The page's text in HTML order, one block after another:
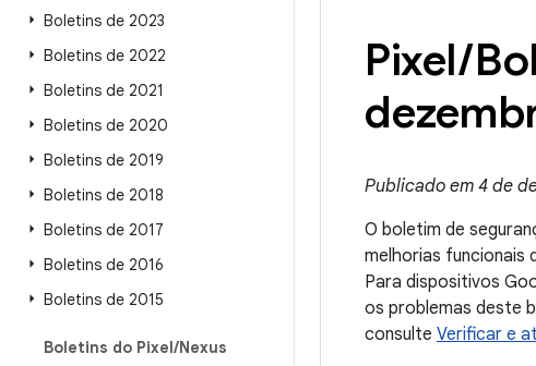
Boletins de 2023
Boletins de 2022
Boletins de 2021
Boletins de 2020
Boletins de 2019
Boletins de 2018
Boletins de 2017
Boletins de 2016
Boletins de 2015
Boletins do Pixel/Nexus
Pixel/
Publicado em 4 de
O boletim de
melhorias funcionais
Para dispositivos
os problemas deste
consulte Verificar e